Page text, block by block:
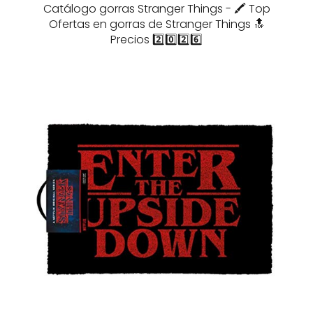
Catálogo gorras Stranger Things - 🖍️ Top
Ofertas en gorras de Stranger Things 🔝
Precios 2️⃣0️⃣2️⃣6️⃣